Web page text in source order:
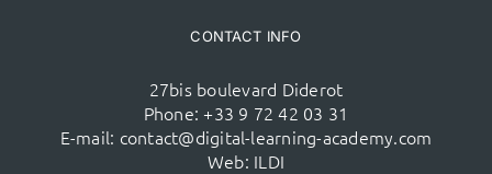
CONTACT INFO
27bis boulevard Diderot
Phone: +33 9 72 42 03 31
E-mail: contact@digital-learning-academy.com
Web: ILDI